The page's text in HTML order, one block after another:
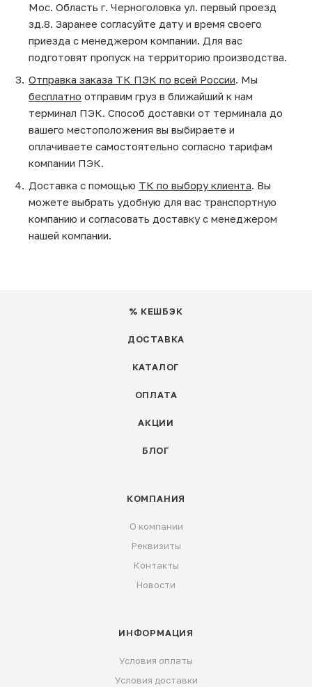
Мос. Область г. Черноголовка ул. первый проезд
зд.8. Заранее согласуйте дату и время своего
приезда с менеджером компании. Для вас
подготовят пропуск на территорию производства.
Отправка заказа ТК ПЭК по всей России. Мы
бесплатно отправим груз в ближайший к нам
терминал ПЭК. Способ доставки от терминала до
вашего местоположения вы выбираете и
оплачиваете самостоятельно согласно тарифам
компании ПЭК.
Доставка с помощью ТК по выбору клиента. Вы
можете выбрать удобную для вас транспортную
компанию и согласовать доставку с менеджером
нашей компании.
% КЕШБЭК
ДОСТАВКА
КАТАЛОГ
ОПЛАТА
АКЦИИ
БЛОГ
КОМПАНИЯ
О компании
Реквизиты
Контакты
Новости
ИНФОРМАЦИЯ
Условия оплаты
Условия доставки